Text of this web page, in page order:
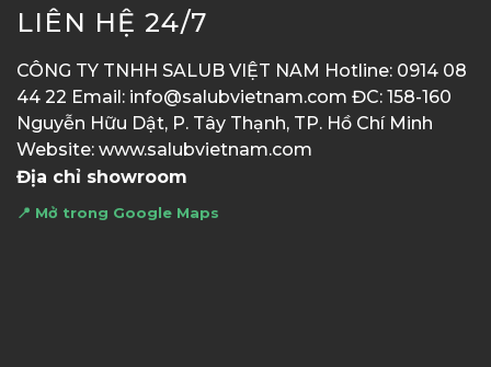
LIÊN HỆ 24/7
CÔNG TY TNHH SALUB VIỆT NAM Hotline: 0914 08
44 22 Email: info@salubvietnam.com ĐC: 158-160
Nguyễn Hữu Dật, P. Tây Thạnh, TP. Hồ Chí Minh
Website: www.salubvietnam.com
Địa chỉ showroom
📍 Mở trong Google Maps